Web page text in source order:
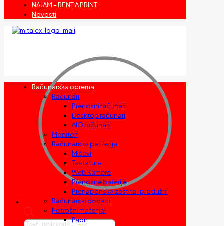
NAJAM – RENT A PRINT
Novosti
Products
Računarska oprema
Računari
Prenosni računari
Desktop računari
AIO računari
Monitori
Računarska periferija
Miševi
Tastature
Web Kamere
Prenosne baterije
Prenaponska zaštita i produžni
Računarski dodaci
Potrošni materijal
Papir